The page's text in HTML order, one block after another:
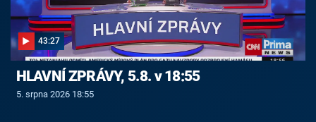
43:27
HLAVNÍ ZPRÁVY, 5.8. v 18:55
5. srpna 2026 18:55